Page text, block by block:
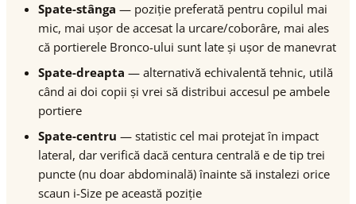
Spate-stânga — poziție preferată pentru copilul mai
mic, mai ușor de accesat la urcare/coborâre, mai ales
că portierele Bronco-ului sunt late și ușor de manevrat
Spate-dreapta — alternativă echivalentă tehnic, utilă
când ai doi copii și vrei să distribui accesul pe ambele
portiere
Spate-centru — statistic cel mai protejat în impact
lateral, dar verifică dacă centura centrală e de tip trei
puncte (nu doar abdominală) înainte să instalezi orice
scaun i-Size pe această poziție